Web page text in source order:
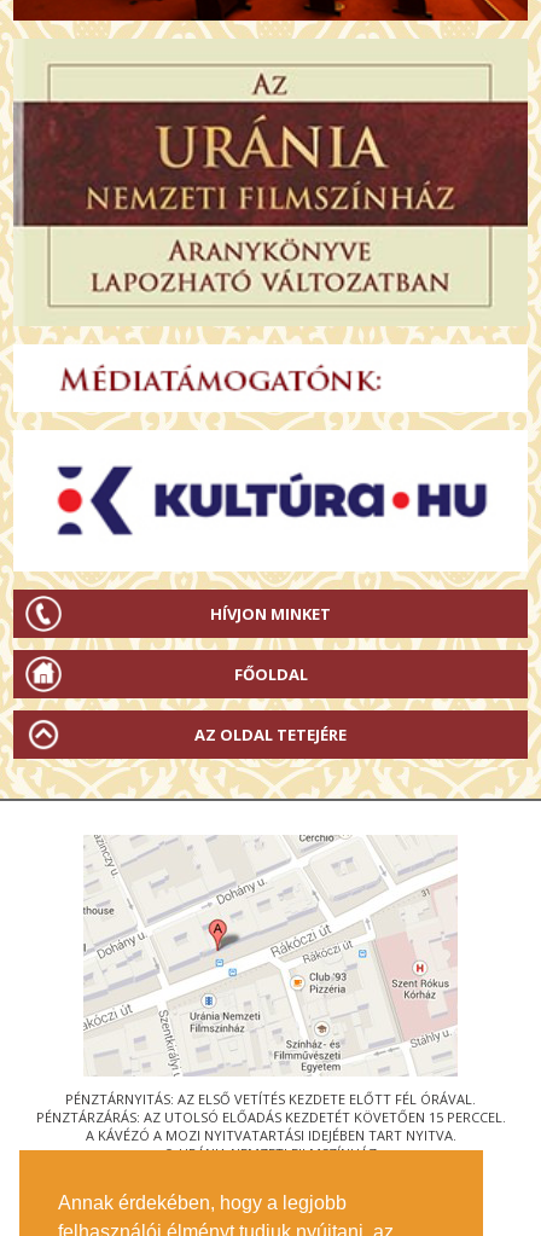
Annak érdekében, hogy a legjobb
HÍVJON MINKET
FŐOLDAL
AZ OLDAL TETEJÉRE
PÉNZTÁRNYITÁS: AZ ELSŐ VETÍTÉS KEZDETE ELŐTT FÉL ÓRÁVAL.
PÉNZTÁRZÁRÁS: AZ UTOLSÓ ELŐADÁS KEZDETÉT KÖVETŐEN 15 PERCCEL.
A KÁVÉZÓ A MOZI NYITVATARTÁSI IDEJÉBEN TART NYITVA.
© URÁNIA NEMZETI FILMSZÍNHÁZ
1088 BUDAPEST, RÁKÓCZI ÚT 21.